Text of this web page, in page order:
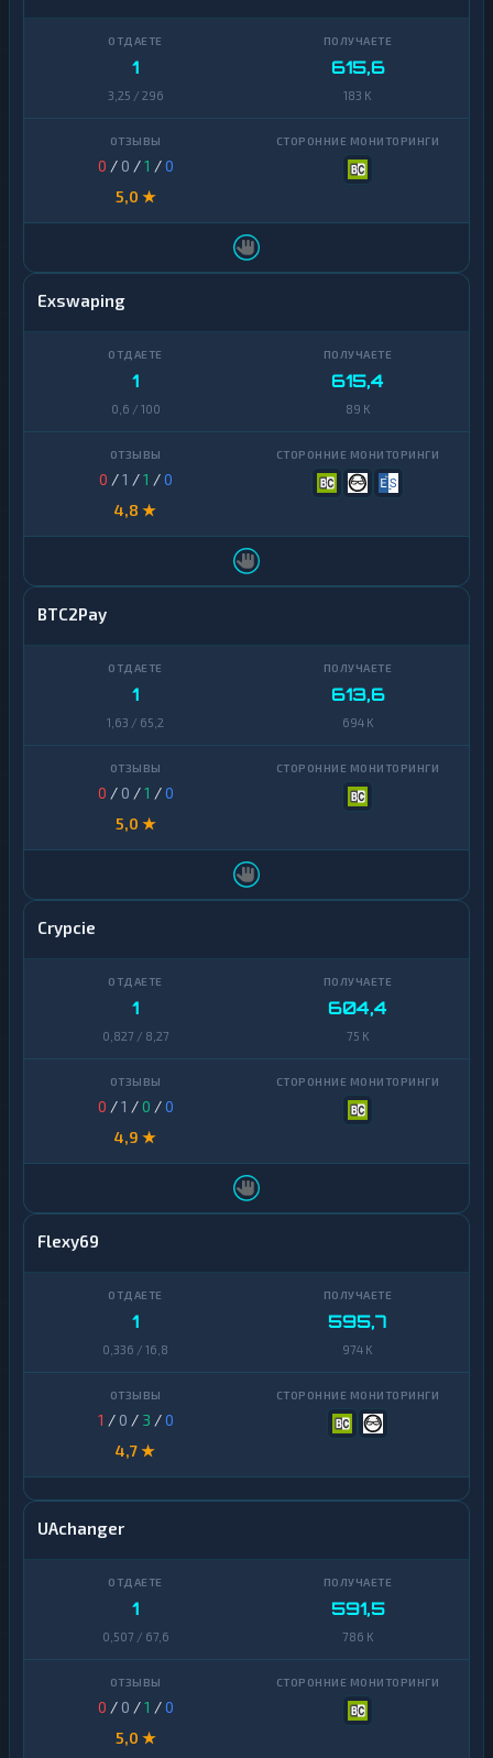
1
3,25 / 296
615,6
183 K
0 / 0 /1 /0
5,0 ★
Exswaping
1
0,6 / 100
615,4
89 K
0 /1 /1 /0
4,8 ★
BTC2Pay
1
1,63 / 65,2
613,6
694 K
0 / 0 /1 /0
5,0 ★
Crypcie
1
0,827 / 8,27
604,4
75 K
0 /1 /0 /0
4,9 ★
Flexy69
1
0,336 / 16,8
595,7
974 K
1 / 0 / 3 /0
4,7 ★
UAchanger
1
0,507 / 67,6
591,5
786 K
0 / 0 /1 /0
5,0 ★